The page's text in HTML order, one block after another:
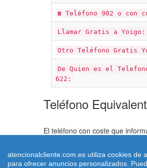
☎ Teléfono 902 o con
Llamar Gratis a Yoigo:
Otro Teléfono Gratis
De Quien es el
622:
Teléfono
El teléfono con coste que
nos informa en nuestro
atencionalcliente.com.es utiliza cookies de
para ofrecer anuncios personalizados.